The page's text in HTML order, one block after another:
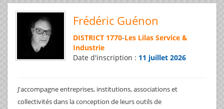
Frédéric Guénon
DISTRICT 1770-Les Lilas Service &
Industrie
Date d'inscription : 11 juillet 2026
J'accompagne entreprises, institutions, associations et
collectivités dans la conception de leurs outils de